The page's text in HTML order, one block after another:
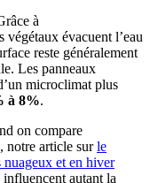
à
végétaux évacuent l’eau
reste généralement
Les panneaux
microclimat plus
à 8%.
on compare
notre article surle
nuageux et en hiver
autant la